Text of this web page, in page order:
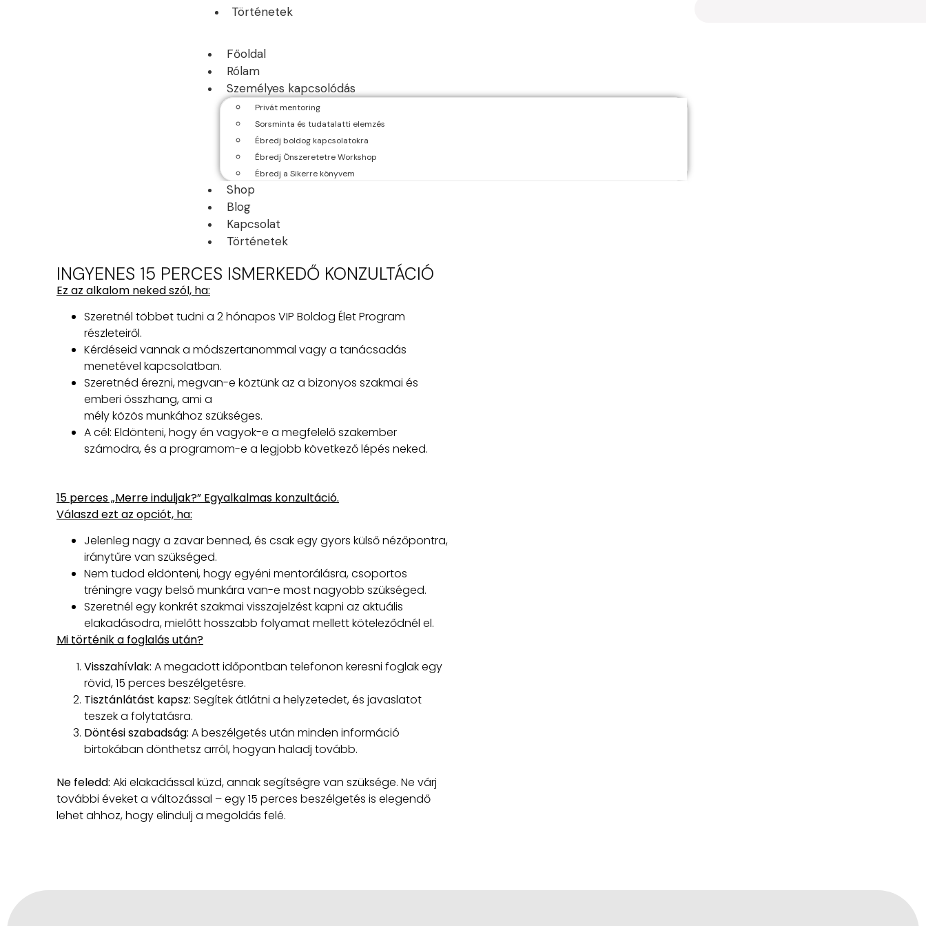
Történetek
Főoldal
Rólam
Személyes kapcsolódás
Privát mentoring
Sorsminta és tudatalatti elemzés
Ébredj boldog kapcsolatokra
Ébredj Önszeretetre Workshop
Ébredj a Sikerre könyvem
Shop
Blog
Kapcsolat
Történetek
INGYENES 15 PERCES ISMERKEDŐ KONZULTÁCIÓ
Ez az alkalom neked szól, ha:
Szeretnél többet tudni a 2 hónapos VIP Boldog Élet Program
részleteiről.
Kérdéseid vannak a módszertanommal vagy a tanácsadás
menetével kapcsolatban.
Szeretnéd érezni, megvan-e köztünk az a bizonyos szakmai és
emberi összhang, ami a
mély közös munkához szükséges.
A cél: Eldönteni, hogy én vagyok-e a megfelelő szakember
számodra, és a programom-e a legjobb következő lépés neked.
15 perces „Merre induljak?” Egyalkalmas konzultáció.
Válaszd ezt az opciót, ha:
Jelenleg nagy a zavar benned, és csak egy gyors külső nézőpontra,
iránytűre van szükséged.
Nem tudod eldönteni, hogy egyéni mentorálásra, csoportos
tréningre vagy belső munkára van-e most nagyobb szükséged.
Szeretnél egy konkrét szakmai visszajelzést kapni az aktuális
elakadásodra, mielőtt hosszabb folyamat mellett köteleződnél el.
Mi történik a foglalás után?
Visszahívlak: A megadott időpontban telefonon keresni foglak egy
rövid, 15 perces beszélgetésre.
Tisztánlátást kapsz: Segítek átlátni a helyzetedet, és javaslatot
teszek a folytatásra.
Döntési szabadság: A beszélgetés után minden információ
birtokában dönthetsz arról, hogyan haladj tovább.
Ne feledd: Aki elakadással küzd, annak segítségre van szüksége. Ne várj
további éveket a változással – egy 15 perces beszélgetés is elegendő
lehet ahhoz, hogy elindulj a megoldás felé.